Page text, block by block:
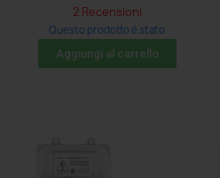
2 Recensioni
Questo prodotto è stato
acquistato: 11 volte
Aggiungi al carrello